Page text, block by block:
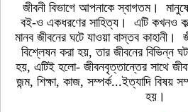
জীবনী বিভাগে আপনাকে স্বাগতম।
বই-ও একধরণের সাহিত্য। এটি কখনও
মানব জীবনের ঘটে যাওয়া বাস্তব কাহানী।
বিশ্লেষন করা হয়, তার জীবনের বিভিন্ন
হয়, এটিই হলো- জীবনবৃত্তান্তের সাথে
জন্ম, শিক্ষা, কাজ, সম্পর্ক...ইত্যাদি বিষয়
হয়।